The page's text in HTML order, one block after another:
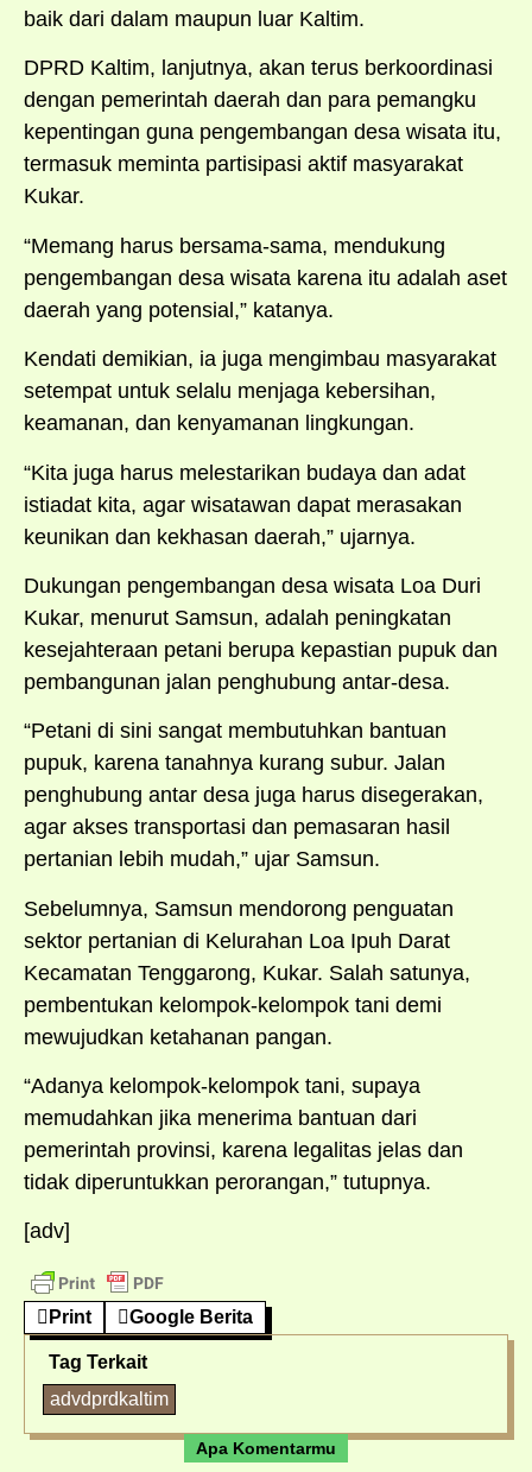
baik dari dalam maupun luar Kaltim.
DPRD Kaltim, lanjutnya, akan terus berkoordinasi
dengan pemerintah daerah dan para pemangku
kepentingan guna pengembangan desa wisata itu,
termasuk meminta partisipasi aktif masyarakat
Kukar.
“Memang harus bersama-sama, mendukung
pengembangan desa wisata karena itu adalah aset
daerah yang potensial,” katanya.
Kendati demikian, ia juga mengimbau masyarakat
setempat untuk selalu menjaga kebersihan,
keamanan, dan kenyamanan lingkungan.
“Kita juga harus melestarikan budaya dan adat
istiadat kita, agar wisatawan dapat merasakan
keunikan dan kekhasan daerah,” ujarnya.
Dukungan pengembangan desa wisata Loa Duri
Kukar, menurut Samsun, adalah peningkatan
kesejahteraan petani berupa kepastian pupuk dan
pembangunan jalan penghubung antar-desa.
“Petani di sini sangat membutuhkan bantuan
pupuk, karena tanahnya kurang subur. Jalan
penghubung antar desa juga harus disegerakan,
agar akses transportasi dan pemasaran hasil
pertanian lebih mudah,” ujar Samsun.
Sebelumnya, Samsun mendorong penguatan
sektor pertanian di Kelurahan Loa Ipuh Darat
Kecamatan Tenggarong, Kukar. Salah satunya,
pembentukan kelompok-kelompok tani demi
mewujudkan ketahanan pangan.
“Adanya kelompok-kelompok tani, supaya
memudahkan jika menerima bantuan dari
pemerintah provinsi, karena legalitas jelas dan
tidak diperuntukkan perorangan,” tutupnya.
[adv]
Print Google Berita
Tag Terkait
advdprdkaltim
Apa Komentarmu